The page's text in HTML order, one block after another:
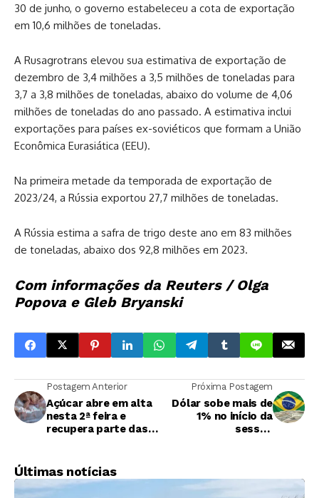
30 de junho, o governo estabeleceu a cota de exportação
em 10,6 milhões de toneladas.
A Rusagrotrans elevou sua estimativa de exportação de
dezembro de 3,4 milhões a 3,5 milhões de toneladas para
3,7 a 3,8 milhões de toneladas, abaixo do volume de 4,06
milhões de toneladas do ano passado. A estimativa inclui
exportações para países ex-soviéticos que formam a União
Econômica Eurasiática (EEU).
Na primeira metade da temporada de exportação de
2023/24, a Rússia exportou 27,7 milhões de toneladas.
A Rússia estima a safra de trigo deste ano em 83 milhões
de toneladas, abaixo dos 92,8 milhões em 2023.
Com informações da Reuters / Olga
Popova e Gleb Bryanski
Postagem Anterior
Açúcar abre em alta
nesta 2ª feira e
recupera parte das
Próxima Postagem
Dólar sobe mais de
1% no início da
sessão
Últimas notícias